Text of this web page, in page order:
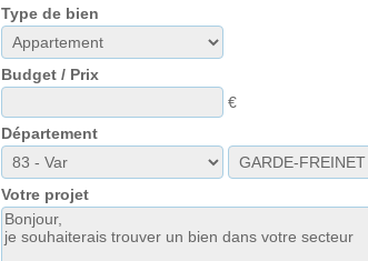
Type de bien
Budget / Prix
€
Département
Votre projet